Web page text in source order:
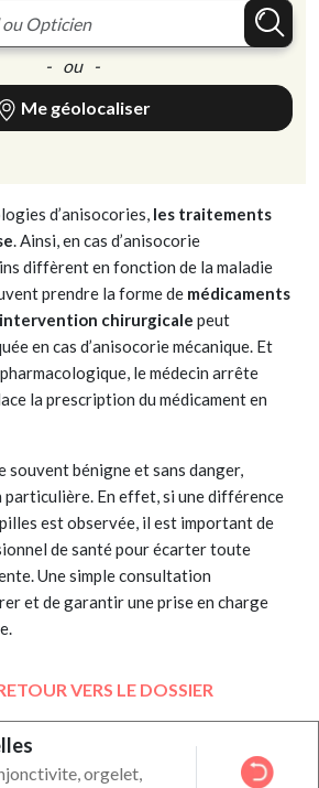
- ou -
Me géolocaliser
d’anisocories, les traitements
. Ainsi, en cas d’anisocorie
diffèrent en fonction de la maladie
prendre la forme de médicaments
intervention chirurgicale peut
en cas d’anisocorie mécanique. Et
le médecin arrête
la prescription du médicament en
souvent bénigne et sans danger,
En effet, si une différence
est observée, il est important de
de santé pour écarter toute
Une simple consultation
et de garantir une prise en charge
VERS LE DOSSIER
orgelet,